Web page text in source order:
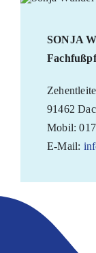
SONJA
91462
Mobil:
E-Mail: